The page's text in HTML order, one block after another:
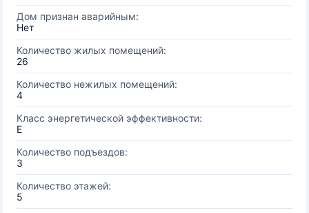
Дом признан аварийным:
Нет
Количество жилых помещений:
26
Количество нежилых помещений:
4
Класс энергетической эффективности:
E
Количество подъездов:
3
Количество этажей:
5